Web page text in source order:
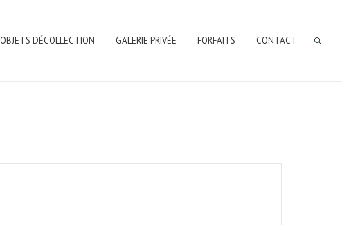
OBJETS DÉCOLLECTION GALERIE PRIVÉE FORFAITS CONTACT